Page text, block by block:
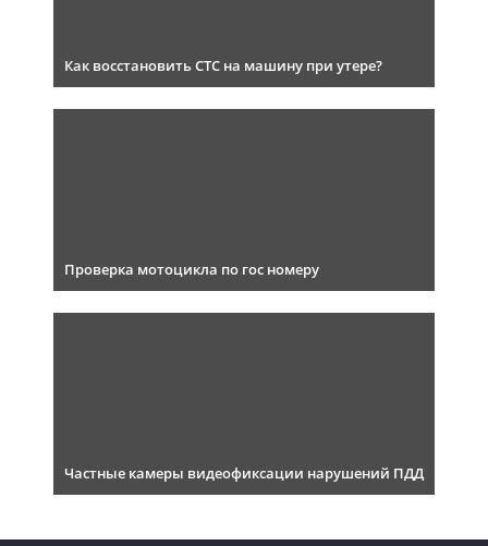
Как восстановить СТС на машину при утере?
Проверка мотоцикла по гос номеру
Частные камеры видеофиксации нарушений ПДД